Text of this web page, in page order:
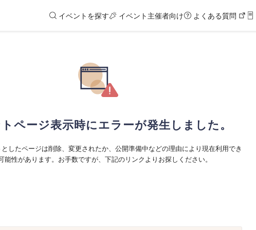
イベントを探す イベント主催者向け よくある質問
ページ表示時にエラーが発生しました。
したページは削除、変更されたか、公開準備中などの理由により現在利用でき
能性があります。お手数ですが、下記のリンクよりお探しください。